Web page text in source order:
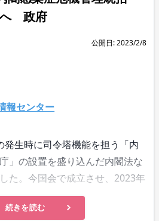
へ 政府
公開日: 2023/2/8
報センター
生時に司令塔機能を担う「内
」の設置を盛り込んだ内閣法な
た。今国会で成立させ、2023年
続きを読む